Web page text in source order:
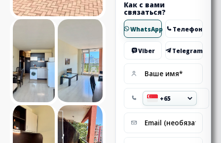
Как с вами
связаться?
WhatsApp Телефон
Viber Telegram